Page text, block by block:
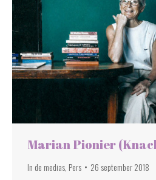
Marian Pionier
In de medias, Pers 26 september 2018